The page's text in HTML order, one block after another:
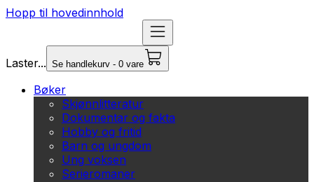
Hopp til hovedinnhold
Laster... Se handlekurv - 0 vare
Bøker
Skjønnlitteratur
Dokumentar og fakta
Hobby og fritid
Barn og ungdom
Ung voksen
Serieromaner